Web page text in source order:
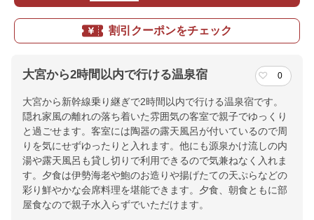
割引クーポンをチェック
大宮から2時間以内で行ける温泉宿 0
大宮から新幹線乗り継ぎで2時間以内で行ける温泉宿です。
隠れ家風の離れの落ち着いた雰囲気の客室で親子でゆっくり
と過ごせます。客室には陶器の露天風呂が付いているので周
りを気にせずゆったりと入れます。他にも源泉かけ流しの内
湯や露天風呂も貸し切りで利用できるので気兼ねなく入れま
す。夕食は伊勢海老や鮑のお造りや揚げたての天ぷらなどの
彩り鮮やかな会席料理を堪能できます。夕食、朝食ともに部
屋食なので親子水入らずでいただけます。